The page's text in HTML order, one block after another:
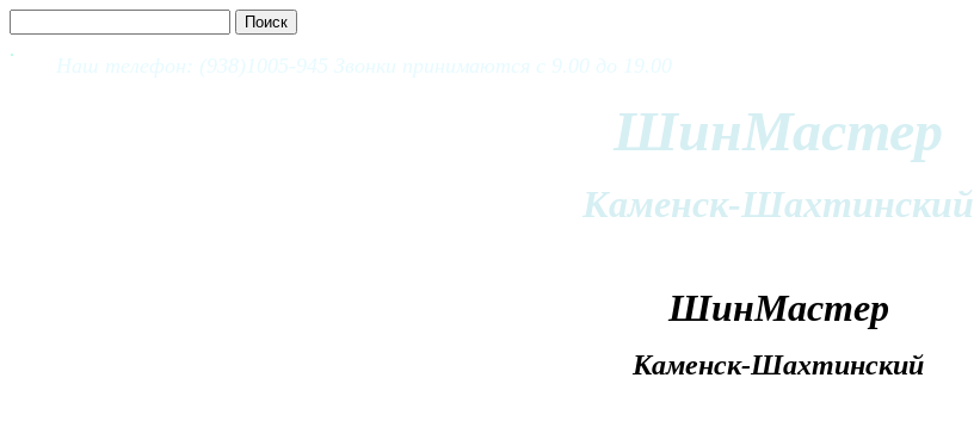
Наш телефон: (938)1005-945 Звонки принимаются с 9.00 до 19.00
ШинМастер
Каменск-Шахтинский
ШинМастер
Каменск-Шахтинский